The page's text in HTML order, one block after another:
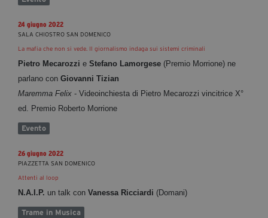
24 giugno 2022
SALA CHIOSTRO SAN DOMENICO
La mafia che non si vede. Il giornalismo indaga sui sistemi criminali
Pietro Mecarozzi e Stefano Lamorgese (Premio Morrione) ne
parlano con Giovanni Tizian
Maremma Felix - Videoinchiesta di Pietro Mecarozzi vincitrice X°
ed. Premio Roberto Morrione
Evento
26 giugno 2022
PIAZZETTA SAN DOMENICO
​​​​​​​Attenti al loop
N.A.I.P. un talk con Vanessa Ricciardi (Domani)
Trame in Musica